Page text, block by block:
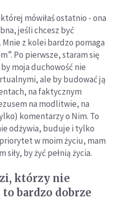
mówiłaś ostatnio - ona
jeśli chcesz być
z kolei bardzo pomaga
Po pierwsze, staram się
moja duchowość nie
ale by budować ją
na faktycznym
na modlitwie, na
komentarzy o Nim. To
odżywia, buduje i tylko
w moim życiu, mam
siły, by żyć pełnią życia.
którzy nie
bardzo dobrze